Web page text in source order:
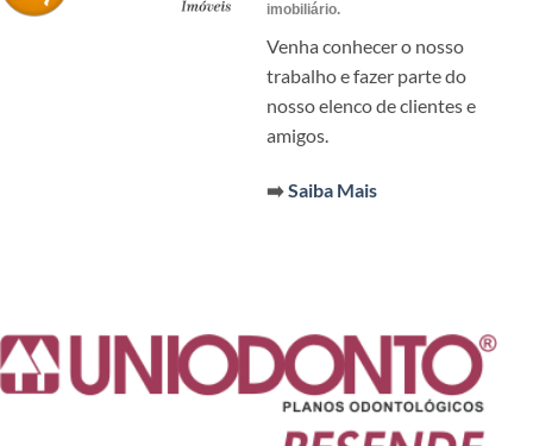
imobiliário.
Venha conhecer o nosso
trabalho e fazer parte do
nosso elenco de clientes e
amigos.
➡️Saiba Mais